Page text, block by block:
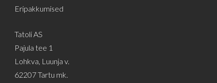
Eripakkumised
Tatoli AS
Pajula tee 1
Lohkva, Luunja v.
62207 Tartu mk.